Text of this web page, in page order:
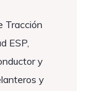
Tracción
ESP,
y
y